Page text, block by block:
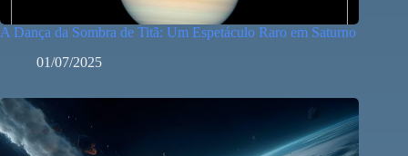
A Dança da Sombra de Titã: Um Espetáculo Raro em Saturno
01/07/2025